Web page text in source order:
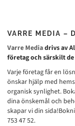
VARRE MEDIA –
Varre Mediadrivs av
företag och särskilt
Varje företag får en
önskar hjälp med
organisk synlighet.
dina önskemål och
skapar vi din
753 47 52.